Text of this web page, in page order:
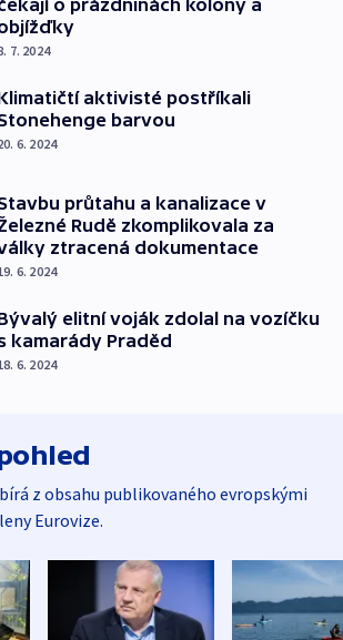
o prázdninách kolony a
7. 2024
aktivisté postříkali
barvou
6. 2024
průtahu a kanalizace v
Rudě zkomplikovala za
ztracená dokumentace
6. 2024
elitní voják zdolal na vozíčku
kamarády Praděd
6. 2024
z obsahu publikovaného evropskými
Eurovize.